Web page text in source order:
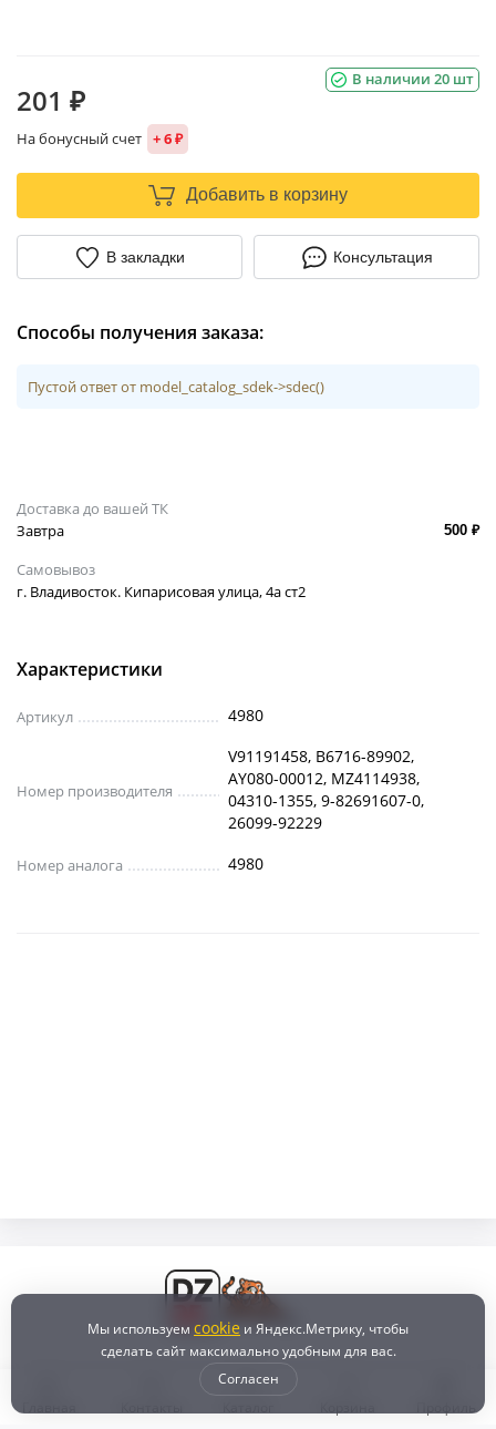
В наличии 20 шт
201 ₽
На бонусный счет + 6 ₽
Добавить в корзину
В закладки Консультация
Способы получения заказа:
Пустой ответ от model_catalog_sdek->sdec()
Доставка до вашей ТК
Завтра
500 ₽
Самовывоз
г. Владивосток. Кипарисовая улица, 4а ст2
Характеристики
Артикул 4980
Номер производителя
V91191458, B6716-89902,
AY080-00012, MZ4114938,
04310-1355, 9-82691607-0,
26099-92229
Номер аналога 4980
Мы используем cookie и Яндекс.Метрику, чтобы
сделать сайт максимально удобным для вас.
Согласен
Бонусная программа Доставка и самовывоз Оплата